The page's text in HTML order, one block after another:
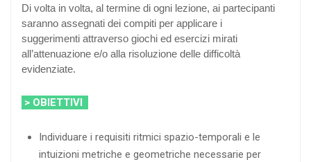
Di volta in volta, al termine di ogni lezione, ai partecipanti
saranno assegnati dei compiti per applicare i
suggerimenti attraverso giochi ed esercizi mirati
all’attenuazione e/o alla risoluzione delle difficoltà
evidenziate.
> OBIETTIVI
Individuare i requisiti ritmici spazio-temporali e le
intuizioni metriche e geometriche necessarie per